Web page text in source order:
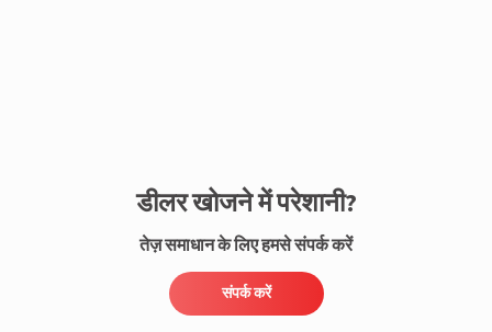
डीलर खोजने में परेशानी?
तेज़ समाधान के लिए हमसे संपर्क करें
संपर्क करें